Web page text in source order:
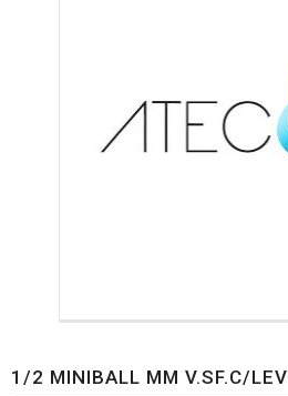
1/2 MINIBALL MM V.SF.C/LEV